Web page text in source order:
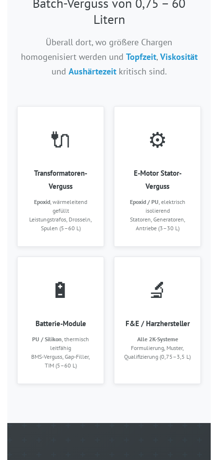
Litern
Überall dort, wo größere Chargen
homogenisiert werden und Topfzeit, Viskosität
und Aushärtezeitkritisch sind.
🔌
Transformatoren-
Verguss
Epoxid, wärmeleitend
gefüllt
Leistungstrafos, Drosseln,
Spulen (5–60 L)
⚙️
E-Motor Stator-
Verguss
Epoxid / PU, elektrisch
isolierend
Statoren, Generatoren,
Antriebe (3–30 L)
🔋
Batterie-Module
PU / Silikon, thermisch
leitfähig
BMS-Verguss, Gap-Filler,
TIM (5–60 L)
🔬
F&E / Harzhersteller
Alle 2K-Systeme
Formulierung, Muster,
Qualifizierung (0,75–3,5 L)